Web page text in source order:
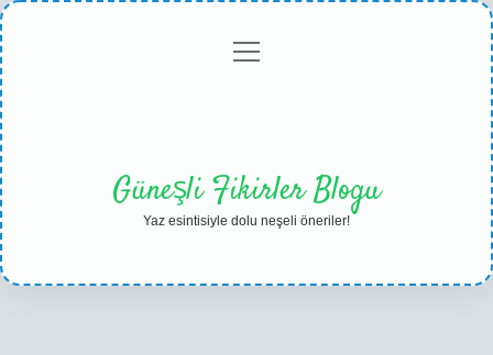
Gizlilikmenüyü
Güneşli Fikirler Blogu
Yaz esintisiyle dolu neşeli öneriler!